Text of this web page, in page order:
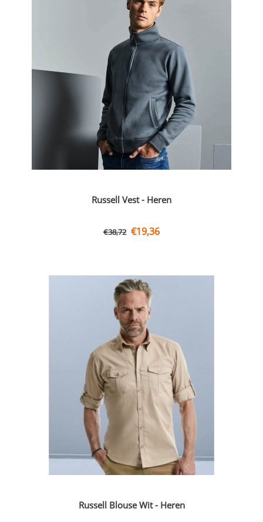
Russell Vest - Heren
€38,72 €19,36
Russell Blouse Wit - Heren